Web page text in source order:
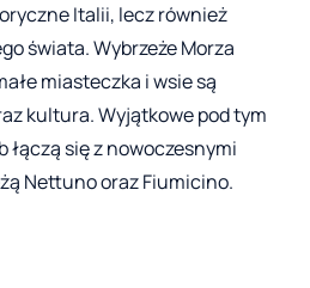
Italii, lecz również
świata. Wybrzeże Morza
miasteczka i wsie są
kultura. Wyjątkowe pod tym
się z nowoczesnymi
Nettuno oraz Fiumicino.